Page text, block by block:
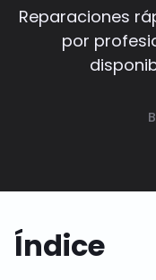
Reparaciones
por
Índice